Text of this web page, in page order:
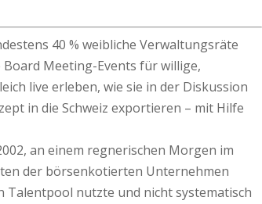
40 % weibliche Verwaltungsräte
Meeting-Events für willige,
live erleben, wie sie in der Diskussion
in die Schweiz exportieren – mit Hilfe
an einem regnerischen Morgen im
der börsenkotierten Unternehmen
Talentpool nutzte und nicht systematisch